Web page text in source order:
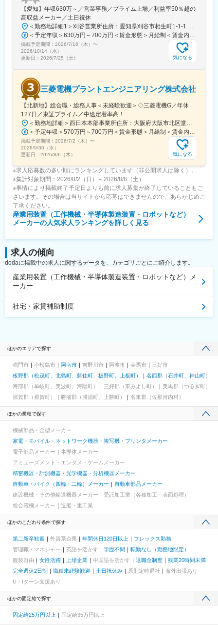
年間休日121日、完全週休2日制（土日祝）、残業は月平均16時間
と働きやすい環境です。マイカー通勤可、転勤は当面ありませ
ん。
■想定されるキャリアパス
営業として経験を積み、将来的にはリーダーや管理職などキャリ
アアップの機会も豊富です。
60年以上黒字経営を継続する安定企業で、約1,600社との取引実
績があります。福利厚生も充実しており、社員一人ひとりが長く
安心して働ける環境が整っています。
変更の範囲：会社の定める業務
【愛知】年収630万～／営業事務／プライム上場／利益率50％越の
高収益メーカー／土日祝休
掲載予定期間： 2026/7/16（木） 〜
2026/10/14（水）
更新日： 2026/7/25（土） 気になる
三菱電機プラントエンジニアリング株式会社
【北新地】総合職・総務人事＜未経験歓迎＞◇三菱電機G／年休
127日／東証プライム／中途定着率高！
掲載予定期間： 2026/7/2（木） 〜
2026/9/30（水）
更新日： 2026/8/6（木） 気になる
※求人応募数の多い順にランキングしています（非公開求人は除く）。
※集計対象期間：2026/8/2（日）～2026/8/8（土）
※事情により掲載終了予定日よりも前に求人募集が終了していることもご
ざいます。その場合は当サイトから応募はできませんので、あらかじめご
了承ください。
産業用装置（工作機械・半導体製造装置・ロボットなど）
メーカーの人気求人ランキングを詳しく見る
求人の傾向
dodaに掲載中の求人に関するデータを、カテゴリごとにご紹介します。
産業用装置（工作機械・半導体製造装置・ロボットなど）メ
ーカー
社宅・家賃補助制度
ほかのエリアで探す
鳴門市 小松島市 阿南市 吉野川市 阿波市 美馬市
三好市
板野郡（松茂町、北島町、藍住町、板野町、上板町）
名西郡（石井町、神山町）
海部郡（牟岐町、美波町、海陽町）
三好郡（東みよし町）
美馬郡（つるぎ町）
那賀郡（那賀町）
勝浦郡（勝浦町、上勝町） 名東郡（佐那河内村）
ほかの業種で探す
機械部品・金型メーカー
家電・モバイル・ネットワーク機器・複写機・プリンタメーカー
電子部品メーカー
半導体メーカー
アミューズメント・エンタメ・ゲームメーカー
精密機器・計測機器・光学機器・分析機器メーカー
自動車・バイク（四輪・二輪）メーカー
自動車部品メーカー
建設機械・その他輸送機器メーカー
受託加工業（各種加工・表面処理）
総合電機メーカー
造船・重工業
ほかのこだわり条件で探す
第二新卒歓迎 外資系企業 年間休日120日以上
フレックス勤務
管理職・マネジャー
英語を活かす 学歴不問
転勤なし（勤務地限定）
服装自由
女性活躍 上場企業 中国語を活かす 退職金制度
残業20時間未満
完全週休2日制
職種未経験歓迎 土日祝休み 原則定時退社
海外出張あり
U・Iターン支援あり
ほかの固定給で探す
固定給25万円以上 固定給35万円以上